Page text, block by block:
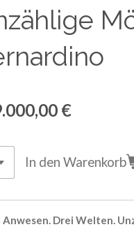
€
In den Warenkorb
Anwesen. Drei Welten.